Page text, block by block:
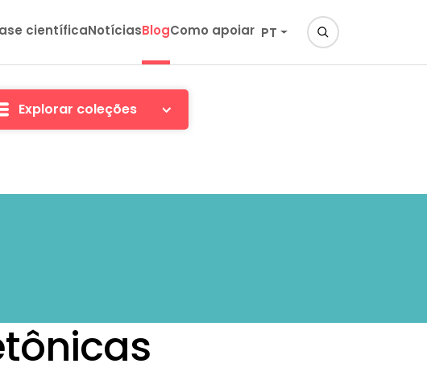
científicaNotíciasBlogComo apoiar PT
Explorar coleções